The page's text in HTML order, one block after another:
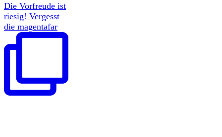
Die Vorfreude ist
riesig! Vergesst
die magentafar